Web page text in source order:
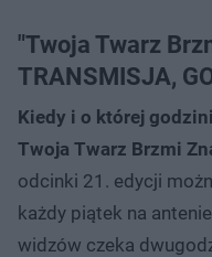
"Twoja Twarz
TRANSMISJA,
Kiedy i o której
Twoja Twarz Brzmi
odcinki 21. edycji
każdy piątek na
widzów czeka